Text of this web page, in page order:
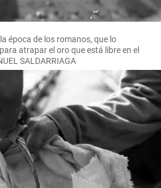
época de los romanos, que lo
atrapar el oro que está libre en el
SALDARRIAGA